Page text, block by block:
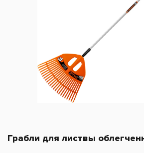
Грабли для листвы